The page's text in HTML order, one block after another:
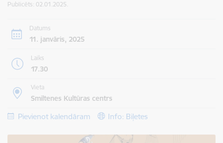
Publicēts: 02.01.2025.
Datums
11. janvāris, 2025
Laiks
17.30
Vieta
Smiltenes Kultūras centrs
Pievienot kalendāram Info: Biļetes